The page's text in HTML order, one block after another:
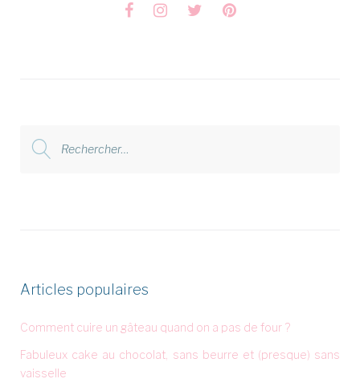
Articles populaires
Comment cuire un gâteau quand on a pas de four ?
Fabuleux cake au chocolat, sans beurre et (presque) sans
vaisselle